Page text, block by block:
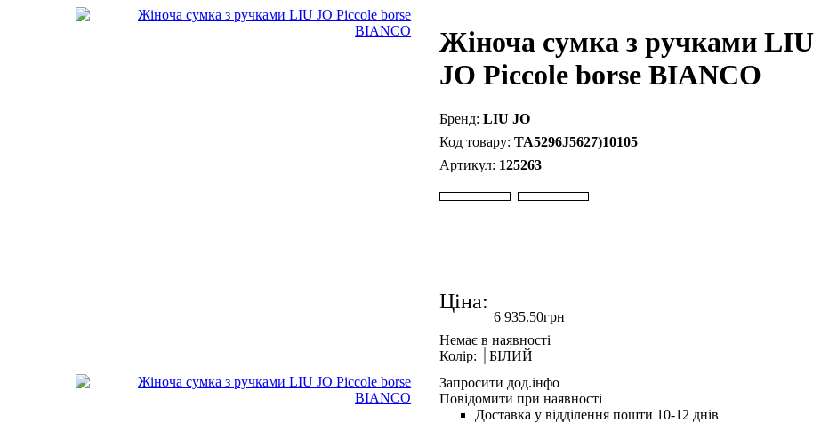
Жіноча сумка з ручками LIU
JO Piccole borse BIANCO
LIU JO
TA5296J5627)10105
125263
Ціна:
6 935.50грн
Колір:
БІЛИЙ
Запросити дод.інфо
Повідомити при наявності
Доставка у відділення пошти 10-12 днів